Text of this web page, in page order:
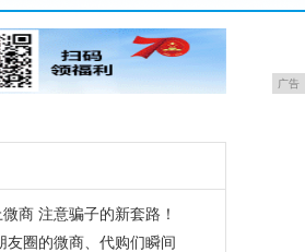
广告
商 注意骗子的新套路！
友圈的微商、代购们瞬间